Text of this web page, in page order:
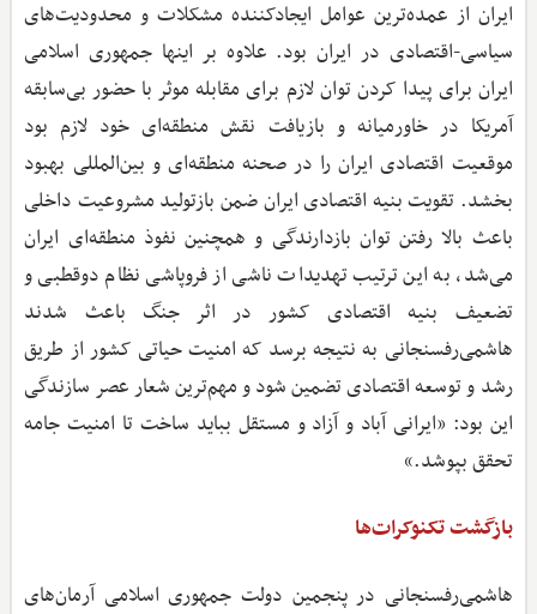
ایران از عمده‌ترین عوامل ایجادکننده مشکلات و محدودیت‌های
سیاسی-اقتصادی در ایران بود. علاوه بر اینها جمهوری اسلامی
ایران برای پیدا کردن توان لازم برای مقابله موثر با حضور بی‌سابقه
آمریکا در خاورمیانه و بازیافت نقش منطقه‌ای خود لازم بود
موقعیت اقتصادی ایران را در صحنه منطقه‌ای و بین‌المللی بهبود
بخشد. تقویت بنیه اقتصادی ایران ضمن بازتولید مشروعیت داخلی
باعث بالا رفتن توان بازدارندگی و همچنین نفوذ منطقه‌ای ایران
می‌شد، به این ترتیب تهدیدات ناشی از فروپاشی نظام دوقطبی و
تضعیف بنیه اقتصادی کشور در اثر جنگ باعث شدند
هاشمی‌رفسنجانی به نتیجه برسد که امنیت حیاتی کشور از طریق
رشد و توسعه اقتصادی تضمین شود و مهم‌ترین شعار عصر سازندگی
این بود: «ایرانی آباد و آزاد و مستقل بباید ساخت تا امنیت جامه
تحقق بپوشد.»
بازگشت تکنوکرات‌ها
هاشمی‌رفسنجانی در پنجمین دولت جمهوری اسلامی آرمان‌های